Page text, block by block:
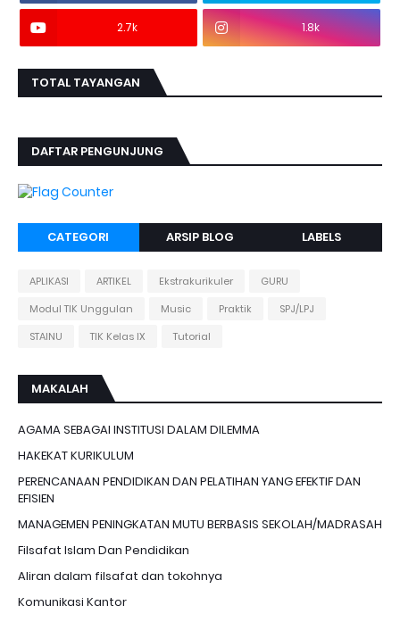
2.7k 1.8k
TOTAL TAYANGAN
DAFTAR PENGUNJUNG
CATEGORI ARSIP BLOG LABELS
APLIKASI ARTIKEL Ekstrakurikuler
GURU
Modul TIK Unggulan
Music Praktik
SPJ/LPJ
STAINU
TIK Kelas IX Tutorial
MAKALAH
AGAMA SEBAGAI INSTITUSI DALAM DILEMMA
HAKEKAT KURIKULUM
PERENCANAAN PENDIDIKAN DAN PELATIHAN YANG EFEKTIF DAN
EFISIEN
MANAGEMEN PENINGKATAN MUTU BERBASIS SEKOLAH/MADRASAH
Filsafat Islam Dan Pendidikan
Aliran dalam filsafat dan tokohnya
Komunikasi Kantor